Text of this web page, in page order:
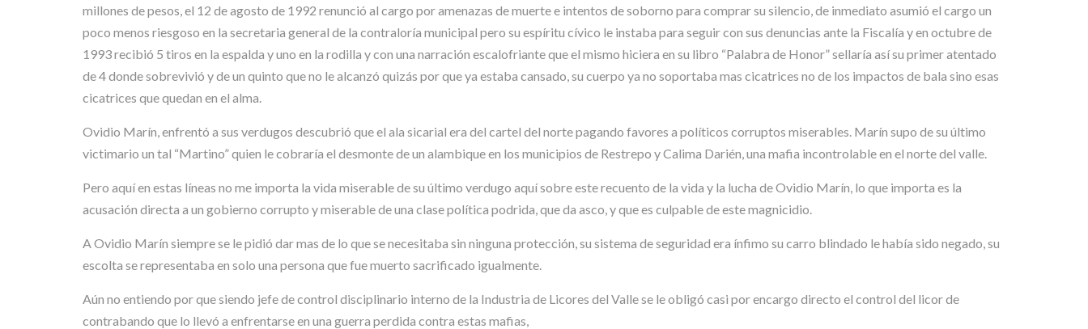
millones de pesos, el 12 de agosto de 1992 renunció al cargo por amenazas de muerte e intentos de soborno para comprar su silencio, de inmediato asumió el cargo un
poco menos riesgoso en la secretaria general de la contraloría municipal pero su espíritu cívico le instaba para seguir con sus denuncias ante la Fiscalía y en octubre de
1993 recibió 5 tiros en la espalda y uno en la rodilla y con una narración escalofriante que el mismo hiciera en su libro “Palabra de Honor” sellaría así su primer atentado
de 4 donde sobrevivió y de un quinto que no le alcanzó quizás por que ya estaba cansado, su cuerpo ya no soportaba mas cicatrices no de los impactos de bala sino esas
cicatrices que quedan en el alma.
Ovidio Marín, enfrentó a sus verdugos descubrió que el ala sicarial era del cartel del norte pagando favores a políticos corruptos miserables. Marín supo de su último
victimario un tal “Martino” quien le cobraría el desmonte de un alambique en los municipios de Restrepo y Calima Darién, una mafia incontrolable en el norte del valle.
Pero aquí en estas líneas no me importa la vida miserable de su último verdugo aquí sobre este recuento de la vida y la lucha de Ovidio Marín, lo que importa es la
acusación directa a un gobierno corrupto y miserable de una clase política podrida, que da asco, y que es culpable de este magnicidio.
A Ovidio Marín siempre se le pidió dar mas de lo que se necesitaba sin ninguna protección, su sistema de seguridad era ínfimo su carro blindado le había sido negado, su
escolta se representaba en solo una persona que fue muerto sacrificado igualmente.
Aún no entiendo por que siendo jefe de control disciplinario interno de la Industria de Licores del Valle se le obligó casi por encargo directo el control del licor de
contrabando que lo llevó a enfrentarse en una guerra perdida contra estas mafias,